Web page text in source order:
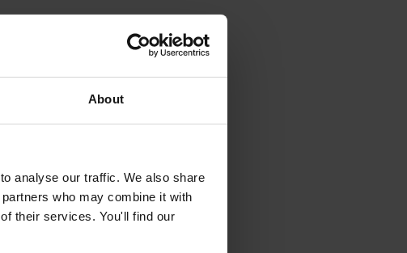
About
analyse our traffic. We also share
who may combine it with
their services. You'll find our